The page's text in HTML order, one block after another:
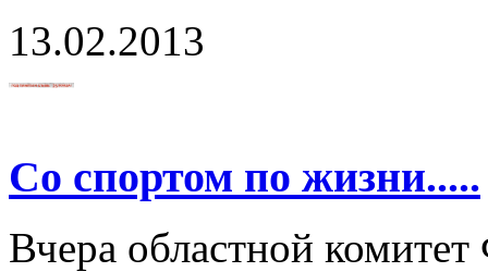
13.02.2013
Со спортом по жизни.....
Вчера областной